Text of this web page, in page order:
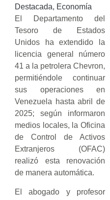
Destacada, Economía
El Departamento del
Tesoro de Estados
Unidos ha extendido la
licencia general número
41 a la petrolera Chevron,
permitiéndole continuar
sus operaciones en
Venezuela hasta abril de
2025; según informaron
medios locales, la Oficina
de Control de Activos
Extranjeros (OFAC)
realizó esta renovación
de manera automática.
El abogado y profesor